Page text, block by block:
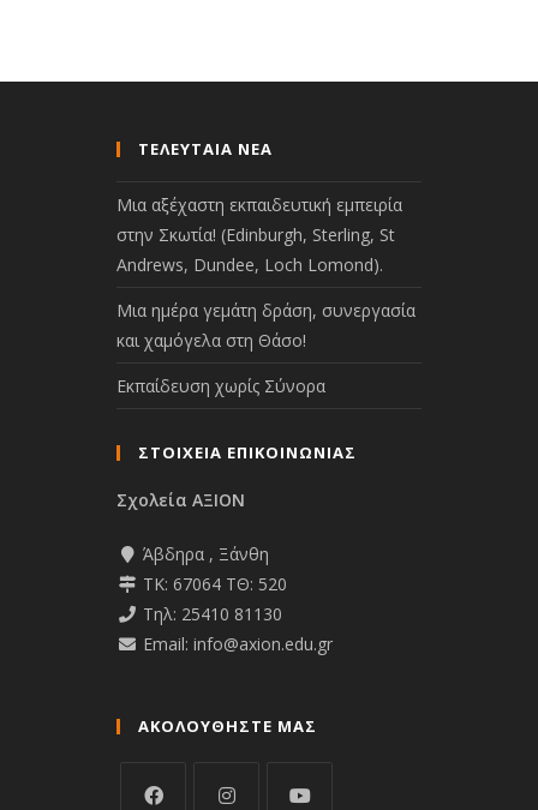
ΤΕΛΕΥΤΑΙΑ ΝΕΑ
Μια αξέχαστη εκπαιδευτική εμπειρία
στην Σκωτία! (Edinburgh, Sterling, St
Andrews, Dundee, Loch Lomond).
Μια ημέρα γεμάτη δράση, συνεργασία
και χαμόγελα στη Θάσο!
Εκπαίδευση χωρίς Σύνορα
ΣΤΟΙΧΕΙΑ ΕΠΙΚΟΙΝΩΝΙΑΣ
Σχολεία ΑΞΙΟΝ
Άβδηρα , Ξάνθη
ΤΚ: 67064 ΤΘ: 520
Τηλ: 25410 81130
Email: info@axion.edu.gr
ΑΚΟΛΟΥΘΉΣΤΕ ΜΑΣ